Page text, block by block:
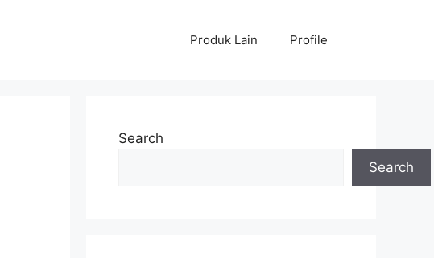
Produk Lain Profile
Search
Search